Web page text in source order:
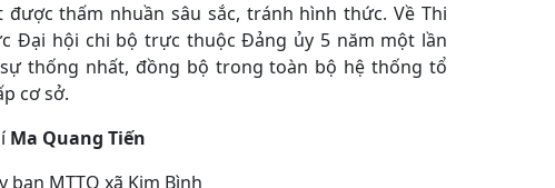
thấm nhuần sâu sắc, tránh hình thức. Về Thi
Đại hội chi bộ trực thuộc Đảng ủy 5 năm một lần
thống nhất, đồng bộ trong toàn bộ hệ thống tổ
cơ sở.
Ma Quang Tiến
ban MTTQ xã Kim Bình